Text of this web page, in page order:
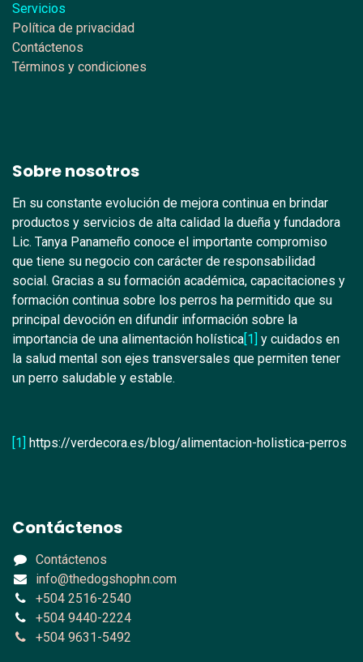
Servicios
Política de privacidad
Contáctenos
Términos y condiciones
Sobre nosotros
En su constante evolución de mejora continua en brindar
productos y servicios de alta calidad la dueña y fundadora
Lic. Tanya Panameño conoce el importante compromiso
que tiene su negocio con carácter de responsabilidad
social. Gracias a su formación académica, capacitaciones y
formación continua sobre los perros ha permitido que su
principal devoción en difundir información sobre la
importancia de una alimentación holística[1] y cuidados en
la salud mental son ejes transversales que permiten tener
un perro saludable y estable.
[1] https://verdecora.es/blog/alimentacion-holistica-perros
Contáctenos
Contáctenos
info@thedogshophn.com
+504 2516-2540
+504 9440-2224
+504 9631-5492